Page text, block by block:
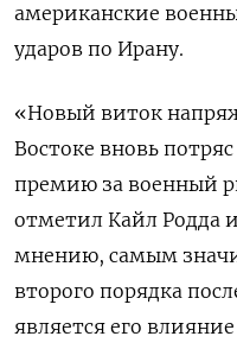
американские
ударов по Ирану.
«Новый виток
Востоке вновь
премию за военный
отметил Кайл Родда
мнению, самым
второго порядка
является ⁠его